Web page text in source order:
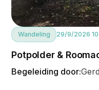
Wandeling 29/9/2026
Potpolder &
Begeleiding door: